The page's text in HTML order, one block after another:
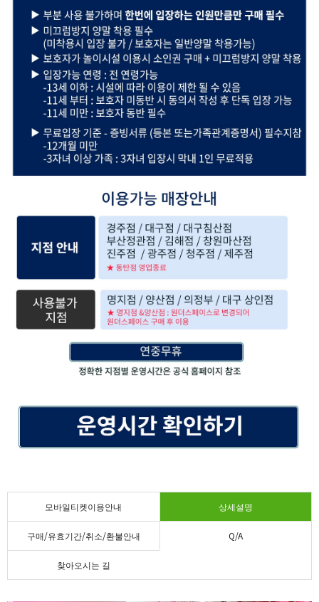
모바일티켓이용안내 상세설명
구매/유효기간/취소/환불안내 Q/A
찾아오시는 길